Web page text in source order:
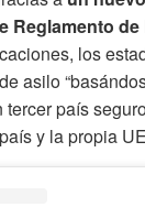
Reglamento
los
asilo
país
y la propia